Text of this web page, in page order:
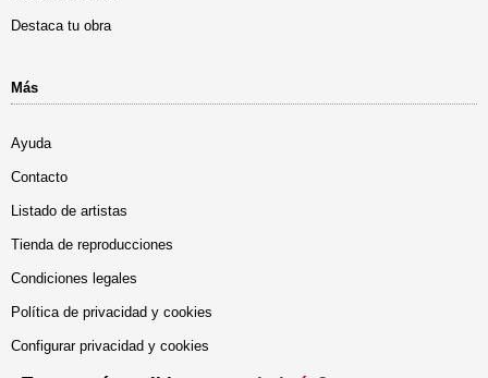
Destaca tu obra
Más
Ayuda
Contacto
Listado de artistas
Tienda de reproducciones
Condiciones legales
Política de privacidad y cookies
Configurar privacidad y cookies